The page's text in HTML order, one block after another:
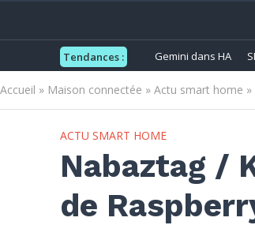
Tendances : Gemini dans HA
Accueil » Maison connectée » Actu smart home »
ACTU SMART HOME
Nabaztag /
de